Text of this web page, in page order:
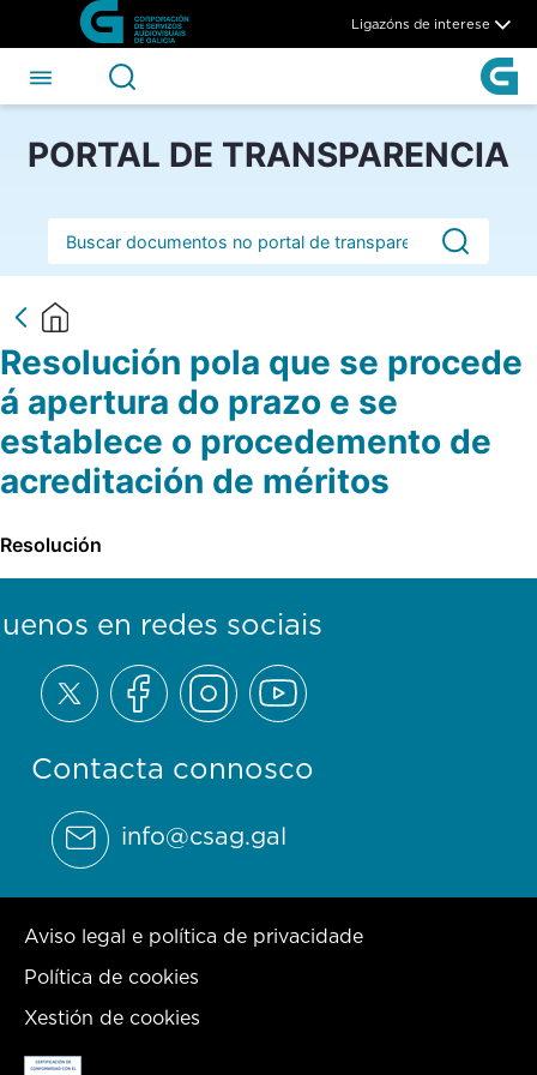
Skip to Main Content
Resolución pola que seLigazóns de interese
PORTAL DE TRANSPARENCIA
Barra de busca
Resolución pola que se procede
á apertura do prazo e se
establece o procedemento de
acreditación de méritos
Resolución
Contacta connosco
info@csag.gal
en redes sociais
Aviso legal e política de privacidade
Política de cookies
Xestión de cookies